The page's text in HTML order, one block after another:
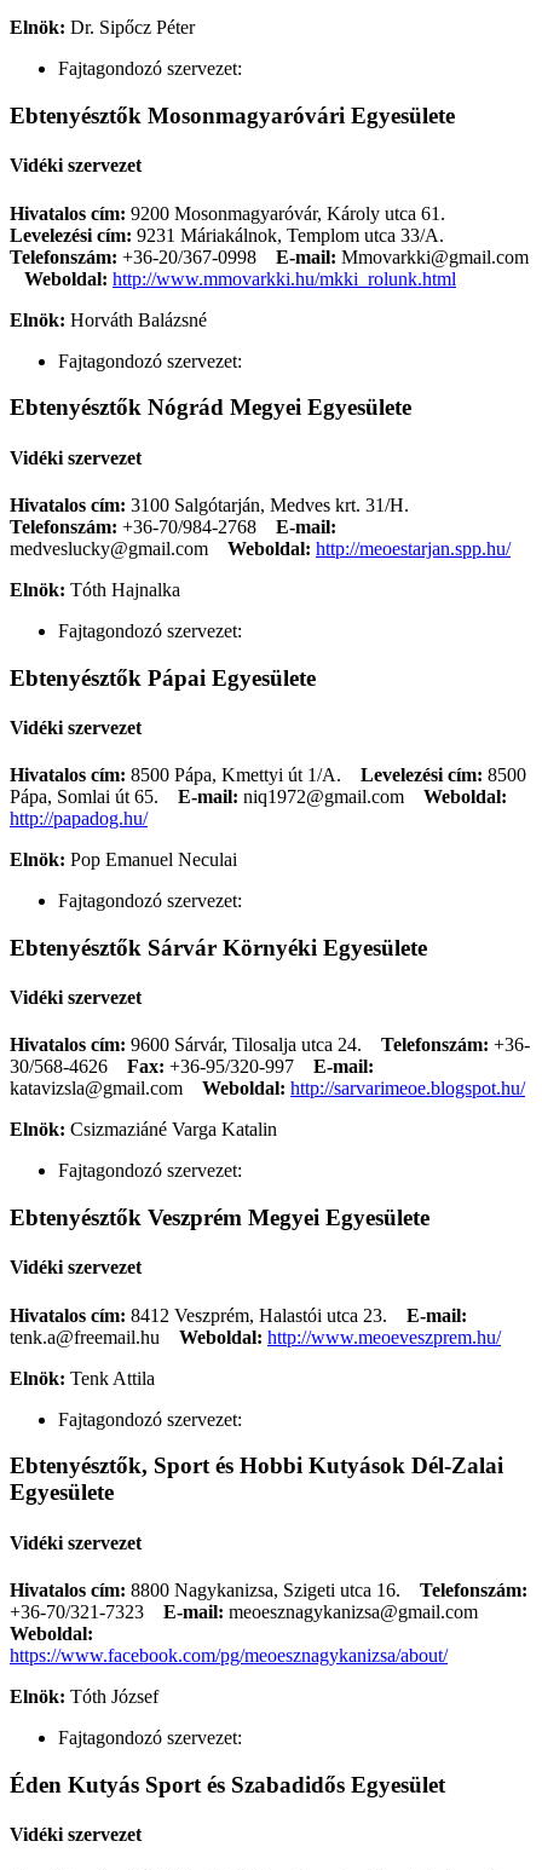
Elnök: Dr. Sipőcz Péter
Fajtagondozó szervezet:
Ebtenyésztők Mosonmagyaróvári Egyesülete
Vidéki szervezet
Hivatalos cím: 9200 Mosonmagyaróvár, Károly utca 61.
Levelezési cím: 9231 Máriakálnok, Templom utca 33/A.
Telefonszám: +36-20/367-0998 E-mail: Mmovarkki@gmail.com
Weboldal: http://www.mmovarkki.hu/mkki_rolunk.html
Elnök: Horváth Balázsné
Fajtagondozó szervezet:
Ebtenyésztők Nógrád Megyei Egyesülete
Vidéki szervezet
Hivatalos cím: 3100 Salgótarján, Medves krt. 31/H.
Telefonszám: +36-70/984-2768
E-mail:
medveslucky@gmail.com
Weboldal: http://meoestarjan.spp.hu/
Elnök: Tóth Hajnalka
Fajtagondozó szervezet:
Ebtenyésztők Pápai Egyesülete
Vidéki szervezet
Hivatalos cím: 8500 Pápa, Kmettyi út 1/A. Levelezési cím: 8500
Pápa, Somlai út 65.
E-mail: niq1972@gmail.com
Weboldal:
http://papadog.hu/
Elnök: Pop Emanuel Neculai
Fajtagondozó szervezet:
Ebtenyésztők Sárvár Környéki Egyesülete
Vidéki szervezet
Hivatalos cím: 9600 Sárvár, Tilosalja utca 24. Telefonszám: +36-
30/568-4626
Fax: +36-95/320-997
E-mail:
katavizsla@gmail.com
Weboldal: http://sarvarimeoe.blogspot.hu/
Elnök: Csizmaziáné Varga Katalin
Fajtagondozó szervezet:
Ebtenyésztők Veszprém Megyei Egyesülete
Vidéki szervezet
Hivatalos cím: 8412 Veszprém, Halastói utca 23. E-mail:
tenk.a@freemail.hu
Weboldal: http://www.meoeveszprem.hu/
Elnök: Tenk Attila
Fajtagondozó szervezet:
Ebtenyésztők, Sport és Hobbi Kutyások Dél-Zalai
Egyesülete
Vidéki szervezet
Hivatalos cím: 8800 Nagykanizsa, Szigeti utca 16. Telefonszám:
+36-70/321-7323
E-mail: meoesznagykanizsa@gmail.com
Weboldal:
https://www.facebook.com/pg/meoesznagykanizsa/about/
Elnök: Tóth József
Fajtagondozó szervezet:
Éden Kutyás Sport és Szabadidős Egyesület
Vidéki szervezet